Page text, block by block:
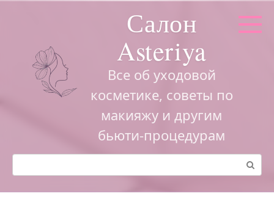
Салон
Asteriya
Все об уходовой
косметике, советы по
макияжу и другим
бьюти-процедурам
Поиск: